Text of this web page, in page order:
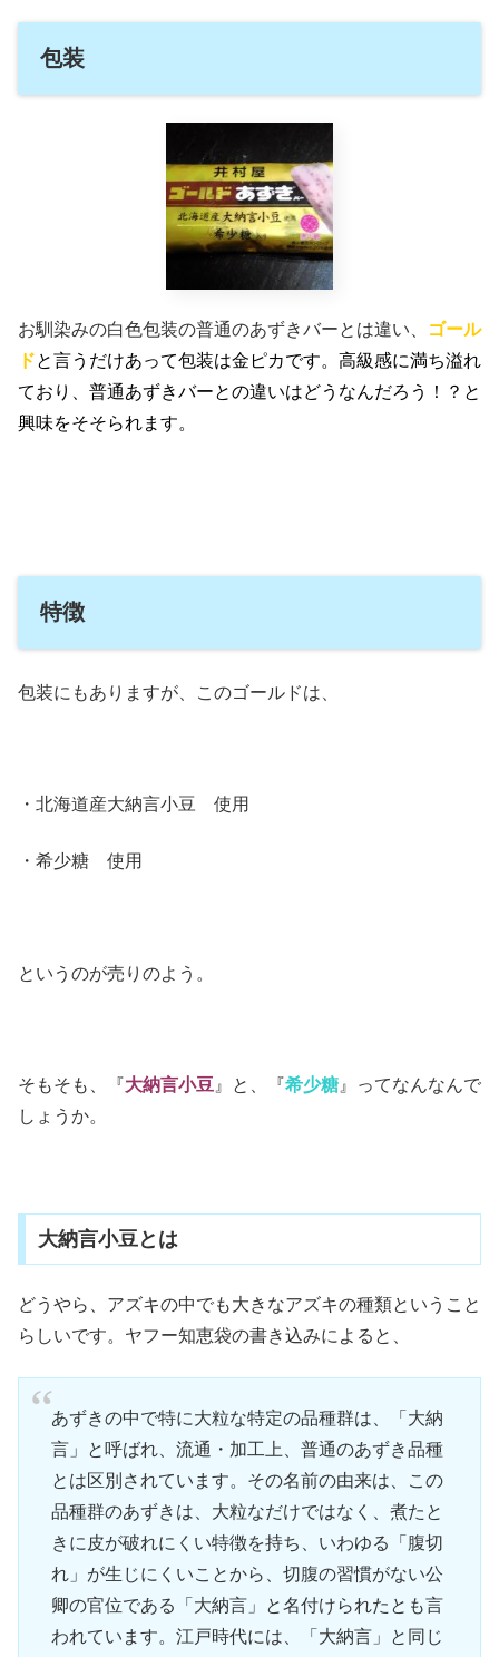
包装
お馴染みの白色包装の普通のあずきバーとは違い、
ゴール
ドと言うだけあって包装は金ピカです。高級感に満ち溢れ
ており、普通あずきバーとの違いはどうなんだろう！？と
興味をそそられます。
特徴
包装にもありますが、このゴールドは、
・北海道産大納言小豆 使用
・希少糖 使用
というのが売りのよう。
そもそも、『大納言小豆 』と、『希少糖 』ってなんなんで
しょうか。
大納言小豆とは
どうやら、アズキの中でも大きなアズキの種類ということ
らしいです。ヤフー知恵袋の書き込みによると、
あずきの中で特に大粒な特定の品種群は、「大納
言」と呼ばれ、流通・加工上、普通のあずき品種
とは区別されています。その名前の由来は、この
品種群のあずきは、大粒なだけではなく、煮たと
きに皮が破れにくい特徴を持ち、いわゆる「腹切
れ」が生じにくいことから、切腹の習慣がない公
卿の官位である「大納言」と名付けられたとも言
われています。江戸時代には、「大納言」と同じ